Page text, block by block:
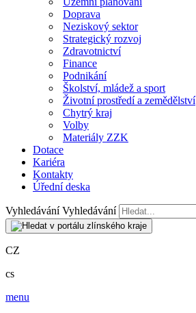
Doprava
Neziskový sektor
Strategický rozvoj
Zdravotnictví
Finance
Podnikání
Školství, mládež a sport
Životní prostředí a zemědělství
Chytrý kraj
Volby
Materiály ZZK
Dotace
Kariéra
Kontakty
Úřední deska
Vyhledávání Vyhledávání
CZ
cs
menu